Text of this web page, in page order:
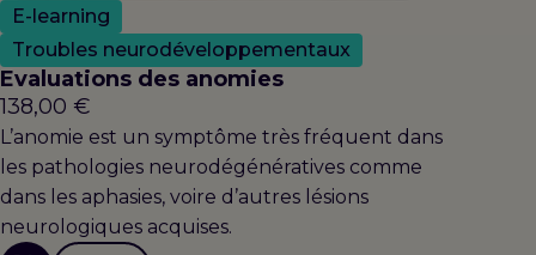
E-learning
Troubles neurodéveloppementaux
Evaluations des anomies
138,00 €
L’anomie est un symptôme très fréquent dans
les pathologies neurodégénératives comme
dans les aphasies, voire d’autres lésions
neurologiques acquises.